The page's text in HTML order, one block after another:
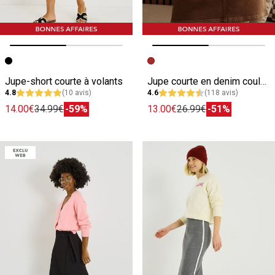
Image précédente
Image suivante
Jupe-short courte à volants
4.8 (10 avis)
14.00€34.99€-59%
Image précédente
Image suivante
Jupe courte en denim couleur
4.6 (118 avis)
13.00€26.99€-51%